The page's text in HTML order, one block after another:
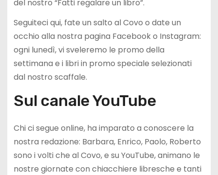
del nostro “Fatti regalare un libro”.
Seguiteci qui, fate un salto al Covo o date un
occhio alla nostra pagina Facebook o Instagram:
ogni lunedì, vi sveleremo le promo della
settimana e i libri in promo speciale selezionati
dal nostro scaffale.
Sul canale YouTube
Chi ci segue online, ha imparato a conoscere la
nostra redazione: Barbara, Enrico, Paolo, Roberto
sono i volti che al Covo, e su YouTube, animano le
nostre giornate con chiacchiere libresche e tanti